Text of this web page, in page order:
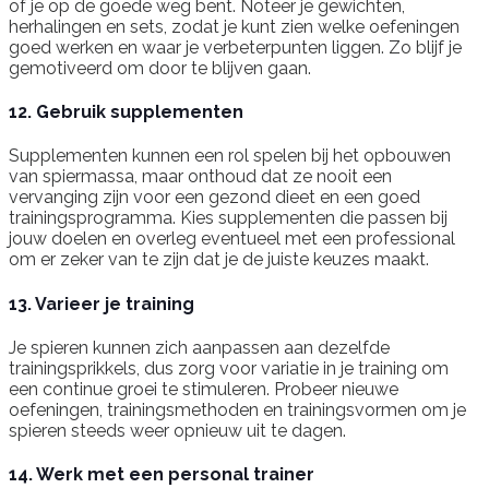
of je op de goede weg bent. Noteer je gewichten,
herhalingen en sets, zodat je kunt zien welke oefeningen
goed werken en waar je verbeterpunten liggen. Zo blijf je
gemotiveerd om door te blijven gaan.
12. Gebruik supplementen
Supplementen kunnen een rol spelen bij het opbouwen
van spiermassa, maar onthoud dat ze nooit een
vervanging zijn voor een gezond dieet en een goed
trainingsprogramma. Kies supplementen die passen bij
jouw doelen en overleg eventueel met een professional
om er zeker van te zijn dat je de juiste keuzes maakt.
13. Varieer je training
Je spieren kunnen zich aanpassen aan dezelfde
trainingsprikkels, dus zorg voor variatie in je training om
een continue groei te stimuleren. Probeer nieuwe
oefeningen, trainingsmethoden en trainingsvormen om je
spieren steeds weer opnieuw uit te dagen.
14. Werk met een personal trainer